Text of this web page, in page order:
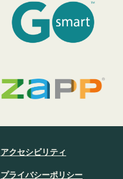
アクセシビリティ
プライバシーポリシー